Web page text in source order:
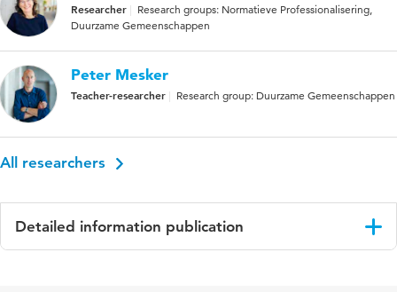
Researcher
Research groups: Normatieve Professionalisering,
Duurzame Gemeenschappen
Peter Mesker
Teacher-researcher Research group: Duurzame Gemeenschappen
All researchers
Detailed information publication